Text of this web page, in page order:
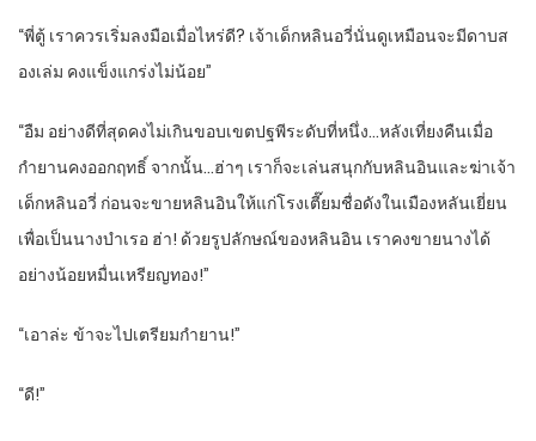
“พี่ตู้ เราควรเริ่มลงมือเมื่อไหร่ดี? เจ้าเด็กหลินอวี่นั่นดูเหมือนจะมีดาบส
องเล่ม คงแข็งแกร่งไม่น้อย”
“อืม อย่างดีที่สุดคงไม่เกินขอบเขตปฐพีระดับที่หนึ่ง…หลังเที่ยงคืนเมื่อ
กำยานคงออกฤทธิ์ จากนั้น…ฮ่าๆ เราก็จะเล่นสนุกกับหลินอินและฆ่าเจ้า
เด็กหลินอวี่ ก่อนจะขายหลินอินให้แก่โรงเตี๊ยมชื่อดังในเมืองหลันเยี่ยน
เพื่อเป็นนางบำเรอ ฮ่า! ด้วยรูปลักษณ์ของหลินอิน เราคงขายนางได้
อย่างน้อยหมื่นเหรียญทอง!”
“เอาล่ะ ข้าจะไปเตรียมกำยาน!”
“ดี!”